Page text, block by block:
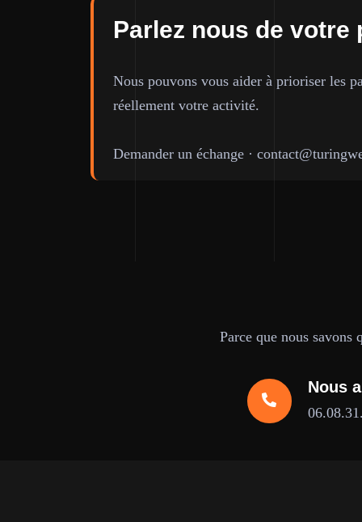
Parlez nous de votre
Nous pouvons vous aider à prioriser les
réellement votre activité.
Demander un échange ·
Parce que nous
Nous